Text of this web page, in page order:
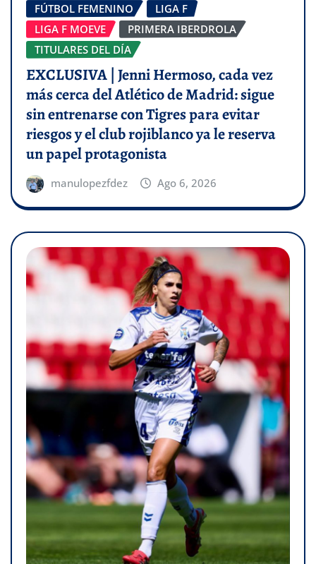
FÚTBOL FEMENINO
LIGA F
LIGA F MOEVE
PRIMERA IBERDROLA
TITULARES DEL DÍA
EXCLUSIVA | Jenni Hermoso, cada vez
más cerca del Atlético de Madrid: sigue
sin entrenarse con Tigres para evitar
riesgos y el club rojiblanco ya le reserva
un papel protagonista
manulopezfdez Ago 6, 2026